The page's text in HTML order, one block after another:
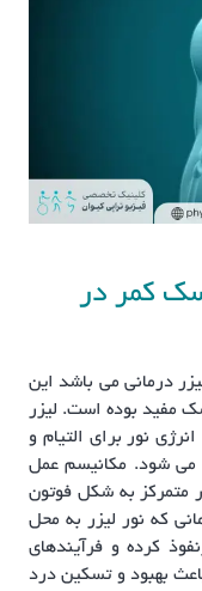
کمر در
درمانی می باشد این
مفید بوده است. لیزر
نور برای التیام و
می شود. مکانیسم عمل
متمرکز به شکل فوتون
که نور لیزر به محل
کرده و فرآیندهای
بهبود و تسکین درد